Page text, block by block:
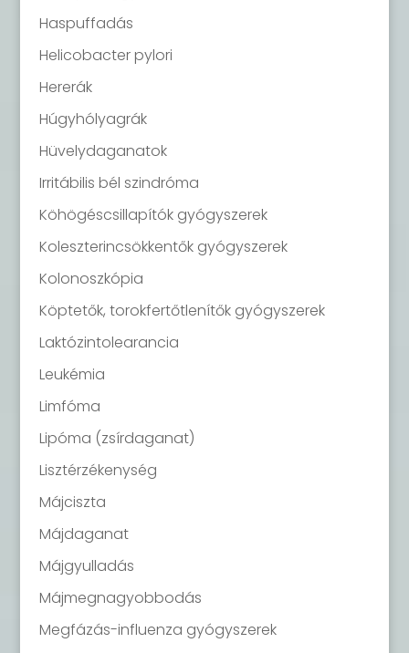
Haspuffadás
Helicobacter pylori
Hererák
Húgyhólyagrák
Hüvelydaganatok
Irritábilis bél szindróma
Köhögéscsillapítók gyógyszerek
Koleszterincsökkentők gyógyszerek
Kolonoszkópia
Köptetők, torokfertőtlenítők gyógyszerek
Laktózintolearancia
Leukémia
Limfóma
Lipóma (zsírdaganat)
Lisztérzékenység
Májciszta
Májdaganat
Májgyulladás
Májmegnagyobbodás
Megfázás-influenza gyógyszerek